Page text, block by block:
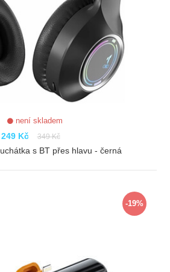
není skladem
249 Kč 349 Kč
s BT přes hlavu - černá
-19%